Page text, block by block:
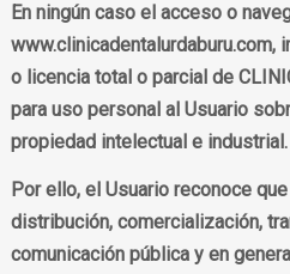
En ningún caso el acceso o
www.clinicadentalurdaburu.com,
o licencia total o parcial de
para uso personal al Usuario
propiedad intelectual e industrial.
Por ello, el Usuario reconoce
distribución, comercialización,
comunicación pública y en